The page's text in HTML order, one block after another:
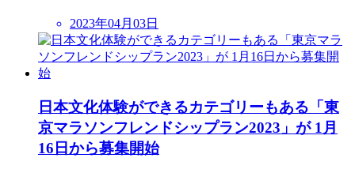
2023年04月03日
日本文化体験ができるカテゴリーもある「東
京マラソンフレンドシップラン2023」が 1月
16日から募集開始